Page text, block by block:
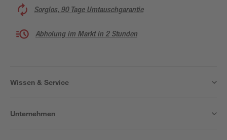
Sorglos, 90 Tage Umtauschgarantie
Abholung im Markt in 2 Stunden
Wissen & Service
Unternehmen